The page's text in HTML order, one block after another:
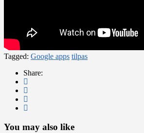
Tagged: Google apps tilpas
Share:
You may also like